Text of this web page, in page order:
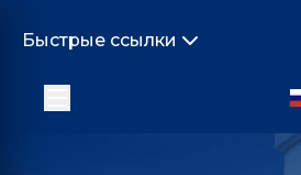
Быстрые ссылки